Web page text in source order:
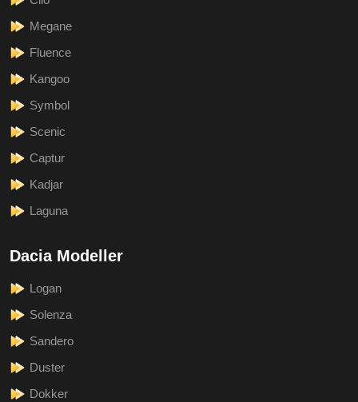
Megane
Fluence
Kangoo
Symbol
Scenic
Captur
Kadjar
Laguna
Dacia Modeller
Logan
Solenza
Sandero
Duster
Dokker